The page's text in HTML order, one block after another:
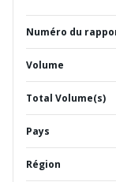
Numéro du
Volume
Total Volume(s)
Pays
Région